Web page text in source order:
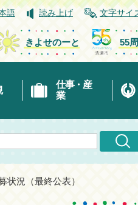
語 読み上げ 文字サイ
きよせのーと 55
仕事・産
業
状況（最終公表）